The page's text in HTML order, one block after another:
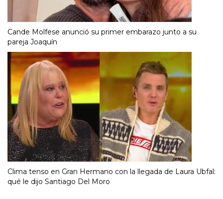
Cande Molfese anunció su primer embarazo junto a su
pareja Joaquín
Clima tenso en Gran Hermano con la llegada de Laura Ubfal:
qué le dijo Santiago Del Moro